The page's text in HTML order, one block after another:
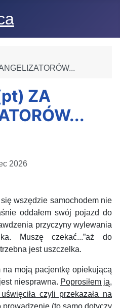
ZA
2026
wszędzie samochodem nie
oddałem swój pojazd do
przyczyny wylewania
Muszę czekać...”aż do
jest uszczelka.
moją pacjentkę opiekującą
niesprawna. Poprosiłem ją,
czyli przekazała na
prowadzenie(to samo dotyczy